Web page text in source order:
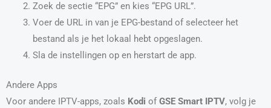
Zoek de sectie “EPG” en kies “EPG URL”.
Voer de URL in van je EPG-bestand of selecteer het
bestand als je het lokaal hebt opgeslagen.
Sla de instellingen op en herstart de app.
Andere Apps
Voor andere IPTV-apps, zoals Kodi of GSE Smart IPTV, volg je